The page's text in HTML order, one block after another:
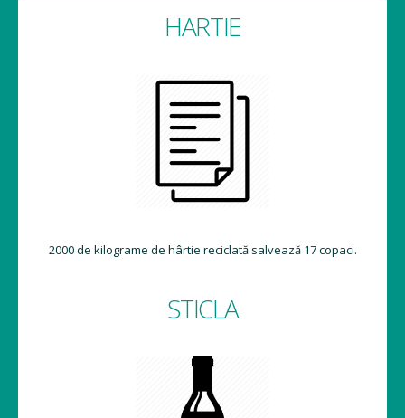
HARTIE
2000 de kilograme de hârtie reciclată salvează 17 copaci.
STICLA